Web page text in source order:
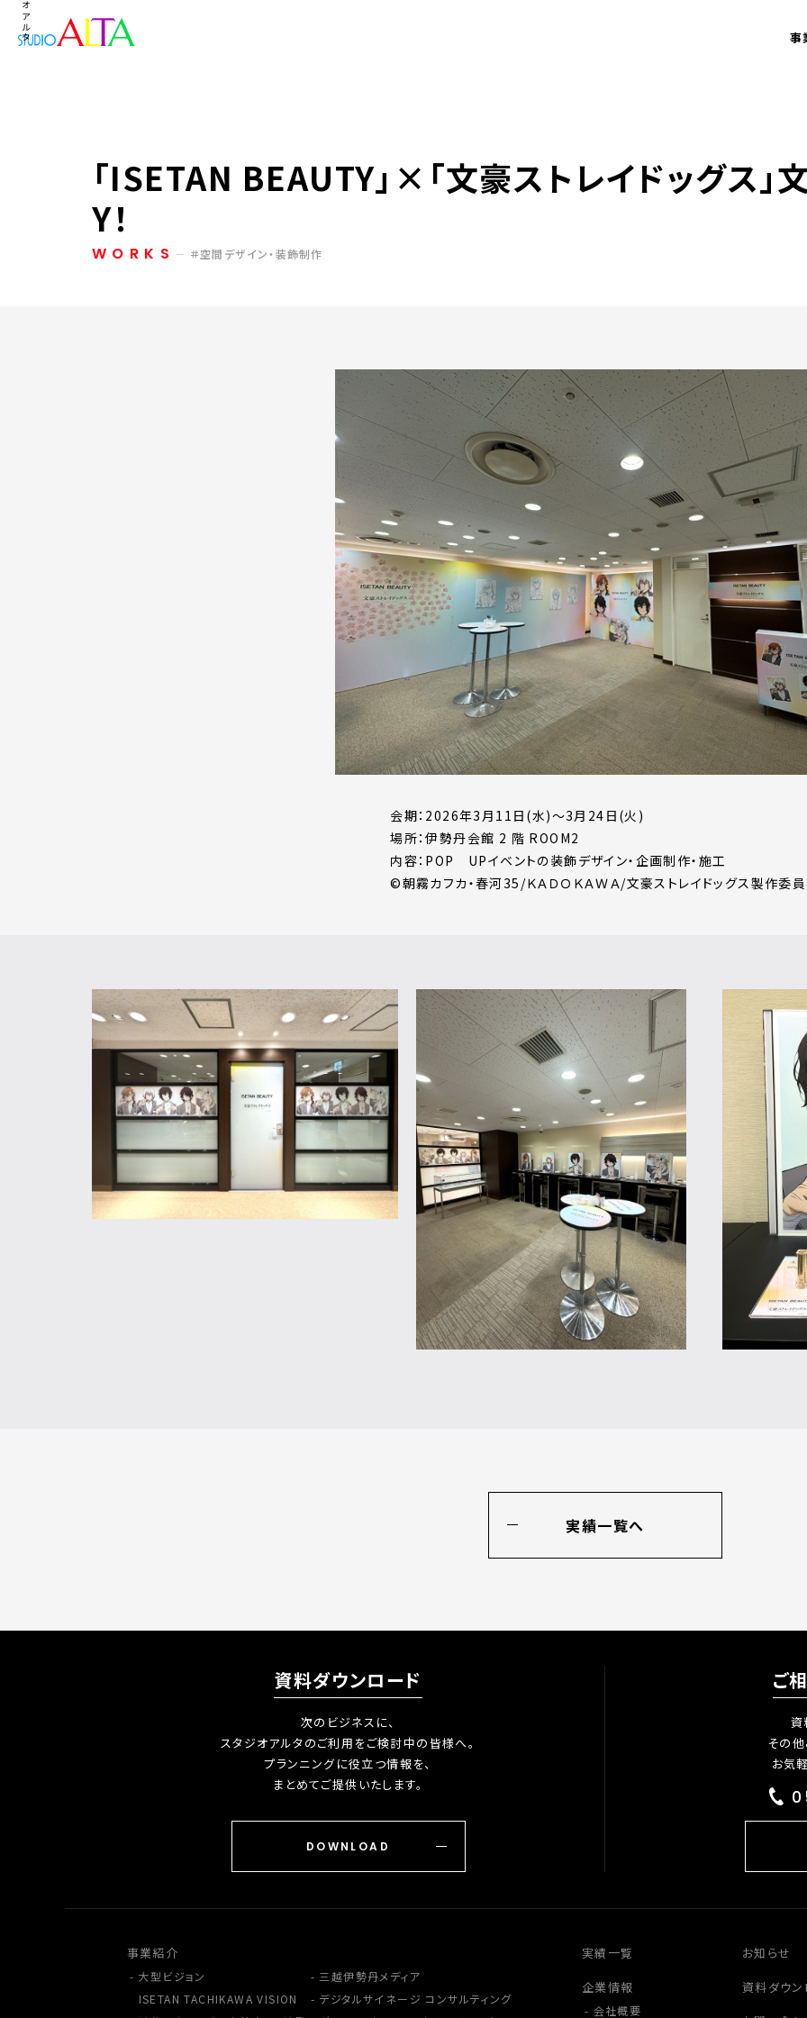
事
「ISETAN BEAUTY」×「文豪ストレイドッグス
Y！
WORKS 空間デザイン・装飾制作
会期：2026年3月11日(水)～3月24日(火)
場所：伊勢丹会館 2 階 ROOM2
内容：POP UPイベントの装飾デザイン・企画制作・施工
©朝霧カフカ・春河35/ＫＡＤＯＫＡＷＡ/文豪ストレイドッグス製作委
実績一覧へ
資料ダウンロード
次のビジネスに、
スタジオアルタのご利用をご検討中の皆様へ。
プランニングに役立つ情報を、
まとめてご提供いたします。
DOWNLOAD
ご
資
その
お気
事業紹介
大型ビジョン
ISETAN TACHIKAWA VISION
三越伊勢丹メディア
デジタルサイネージ コンサルティング
実績一覧
企業情報
会社概要
お知らせ
資料ダウン